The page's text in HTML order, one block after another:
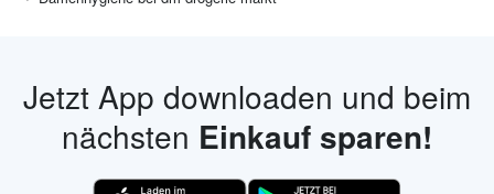
Jetzt App downloaden und beim
nächsten Einkauf sparen!